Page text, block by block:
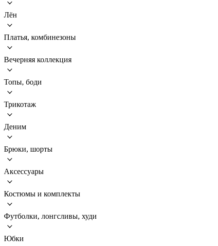
Лён
Платья, комбинезоны
Вечерняя коллекция
Топы, боди
Трикотаж
Деним
Брюки, шорты
Аксессуары
Костюмы и комплекты
Футболки, лонгсливы, худи
Юбки